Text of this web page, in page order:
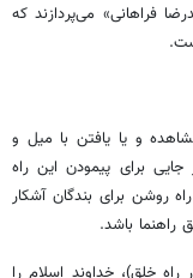
فراهانی» می‌پردازند که
و یا یافتن با میل و
برای پیمودن این راه
روشن برای بندگان آشکار
باشد.
خلق)، خداوند اسلام را